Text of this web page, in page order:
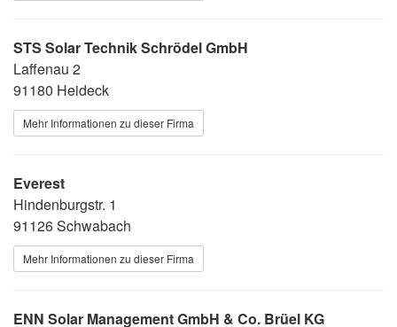
STS Solar Technik Schrödel GmbH
Laffenau 2
91180 Heideck
Mehr Informationen zu dieser Firma
Everest
Hindenburgstr. 1
91126 Schwabach
Mehr Informationen zu dieser Firma
ENN Solar Management GmbH & Co. Brüel KG